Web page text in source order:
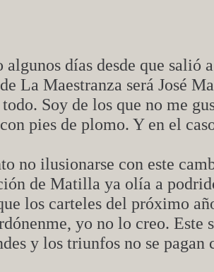
algunos días desde que
La Maestranza será José
Soy de los que no me
pies de plomo. Y en el
no ilusionarse con este
de Matilla ya olía a
los carteles del próximo
yo no lo creo. Este
y los triunfos no se